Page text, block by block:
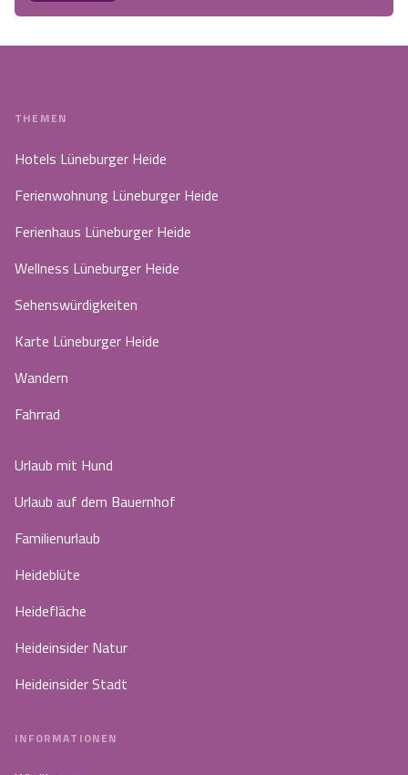
THEMEN
Hotels Lüneburger Heide
Ferienwohnung Lüneburger Heide
Ferienhaus Lüneburger Heide
Wellness Lüneburger Heide
Sehenswürdigkeiten
Karte Lüneburger Heide
Wandern
Fahrrad
Urlaub mit Hund
Urlaub auf dem Bauernhof
Familienurlaub
Heideblüte
Heidefläche
Heideinsider Natur
Heideinsider Stadt
INFORMATIONEN